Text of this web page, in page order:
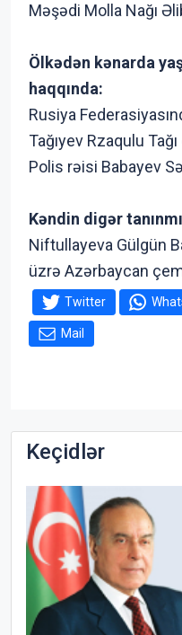
Məşədi Molla Nağı
Ölkədən kənarda
haqqında:
Rusiya
Tağıyev Rzaqulu
Polis rəisi Babayev
Kəndin digər
Niftullayeva Gülgün
üzrə Azərbaycan
Twitter
Mail
Keçidlər